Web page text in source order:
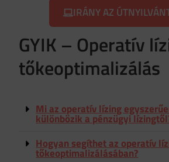
IRÁNY AZ
GYIK – Operatív
tőkeoptimalizálás
Mi az operatív lízing
különbözik a pénzügyi
Hogyan segíthet az operatív
tőkeoptimalizálásában?